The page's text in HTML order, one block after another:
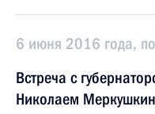
6 июня 2016 года,
Встреча с
Николаем